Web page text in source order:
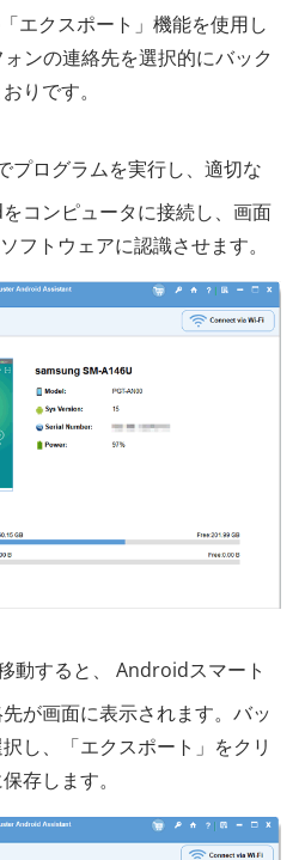
エクスポート」機能を使用し
ンの連絡先を選択的にバック
りです。
プログラムを実行し、適切な
コンピュータに接続し、画面
トウェアに認識させます。
動すると、 Androidスマート
が画面に表示されます。バッ
し、「エクスポート」をクリ
存します。